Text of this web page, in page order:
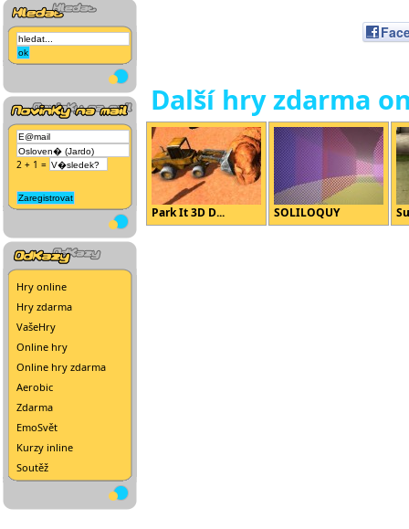
2 + 1 =
Hry online
Hry zdarma
VašeHry
Online hry
Online hry zdarma
Aerobic
Zdarma
EmoSvět
Kurzy inline
Soutěž
Další hry zdarma
Park It 3D D... SOLILOQUY